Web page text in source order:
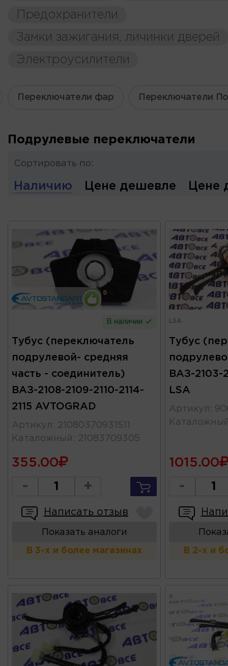
Предохранители
Замки зажигания, личинки дверей
Электроусилители
Переключатели фар Переключатели
Подрулевые переключатели
Сортировать по:
Наличию Цене дешевле Цене
В наличии
Тубус (переключатель
подрулевой- средняя
часть - соединитель)
ВАЗ-2108-2109-2110-2114-
2115 AVTOGRAD
Артикул : 21080370931511
Каталожный : 21083709305
355.00
- +
Написать отзыв
Показать аналоги
В 3-х и более магазинах
LSA
Тубус
ВАЗ-2103-
LSA
Артикул :
1015.00
-
В 2-х и